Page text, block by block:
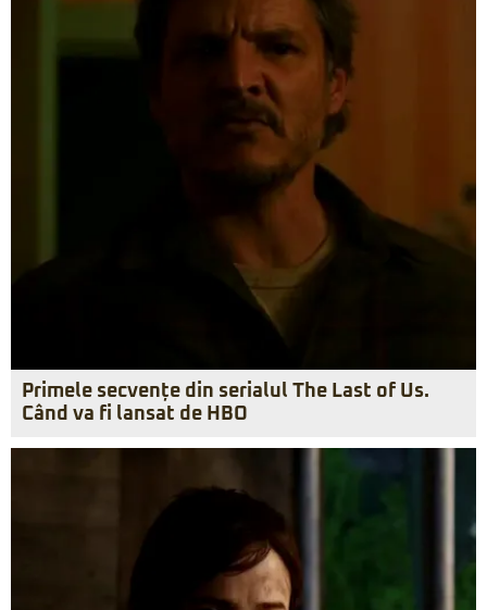
Primele secvențe din serialul The Last of Us.
Când va fi lansat de HBO